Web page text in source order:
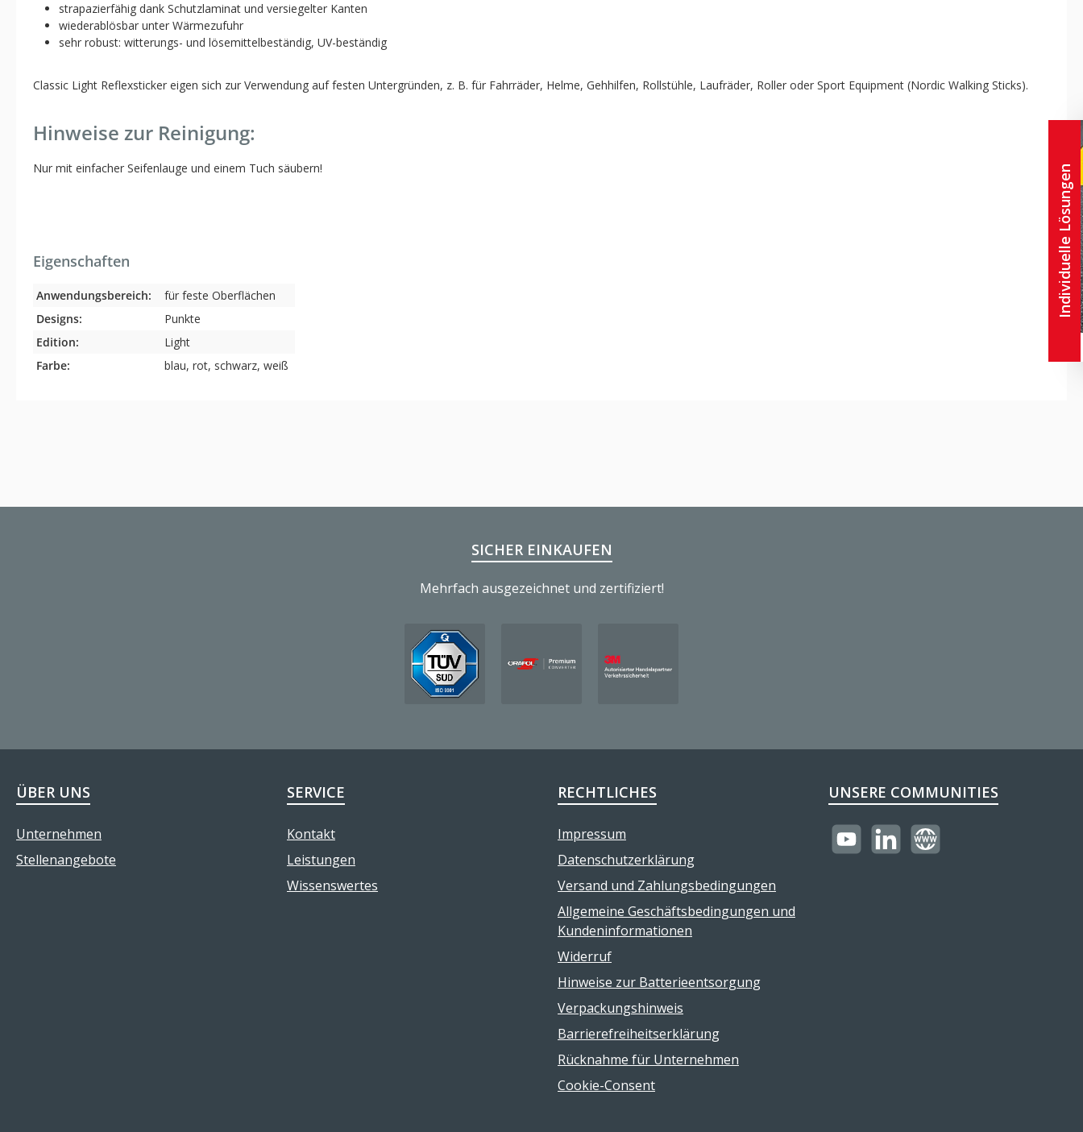
strapazierfähig dank Schutzlaminat und versiegelter Kanten
wiederablösbar unter Wärmezufuhr
sehr robust: witterungs- und lösemittelbeständig, UV-beständig
Classic Light Reflexsticker eigen sich zur Verwendung auf festen Untergründen, z. B. für Fahrräder, Helme, Gehhilfen, Rollstühle, Laufräder, Roller oder Sport Equipment (Nordic Walking Sticks).
Hinweise zur Reinigung:
Nur mit einfacher Seifenlauge und einem Tuch säubern!
Eigenschaften
Anwendungsbereich:
für feste Oberflächen
Designs:
Punkte
Edition:
Light
Farbe:
blau, rot, schwarz, weiß
SICHER EINKAUFEN
Mehrfach ausgezeichnet und zertifiziert!
ÜBER UNS
Unternehmen
Stellenangebote
SERVICE
Kontakt
Leistungen
Wissenswertes
RECHTLICHES
Impressum
Datenschutzerklärung
Versand und Zahlungsbedingungen
Allgemeine Geschäftsbedingungen und
Kundeninformationen
Widerruf
Hinweise zur Batterieentsorgung
Verpackungshinweis
Barrierefreiheitserklärung
Rücknahme für Unternehmen
Cookie-Consent
UNSERE COMMUNITIES
https://youtube.com/
LinkedInWebsite
Individuelle Lösungen